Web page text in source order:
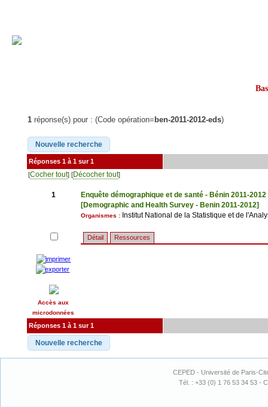
1 réponse(s) pour : (Code opération= ben-2011-2012-eds)
Réponses 1 à 1 sur 1
[Cocher tout] [Décocher tout]
1
Accès aux
microdonnées
Enquête démographique et de santé - Bénin 2011-2012
[Demographic and Health Survey - Benin 2011-2012]
Organismes : Institut National de la Statistique et de
Détail Ressources
Réponses 1 à 1 sur 1
CEPED - Université de Paris-
Tél. : +33 (0) 1 76 53 34 53 -